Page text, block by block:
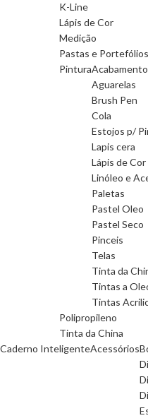
K-Line
Lápis de Cor
Medição
Pastas e Portefólios
Pintura
Aguarelas
Brush Pen
Cola
Estojos p/
Lapis cera
Lápis de Cor
Linóleo e
Paletas
Pastel Oleo
Pastel Seco
Pinceis
Telas
Tinta da
Tintas a
Tintas
Polipropileno
Tinta da China
Caderno InteligenteAcessórios